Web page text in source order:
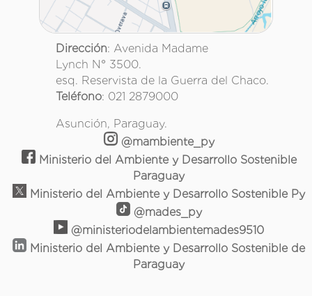
Dirección: Avenida Madame
Lynch N° 3500.
esq. Reservista de la Guerra del Chaco.
Teléfono: 021 2879000
Asunción, Paraguay.
@mambiente_py
Ministerio del Ambiente y Desarrollo Sostenible
Paraguay
Ministerio del Ambiente y Desarrollo Sostenible Py
@mades_py
@ministeriodelambientemades9510
Ministerio del Ambiente y Desarrollo Sostenible de
Paraguay